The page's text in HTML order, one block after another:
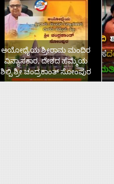
ಅಯೋಧ್ಯೆಯ ಶ್ರೀರಾಮ ಮಂದಿರ
ವಿನ್ಯಾಸಕಾರ, ದೇಶದ ಹೆಮ್ಮೆಯ
ಶಿಲ್ಪಿ ಶ್ರೀ ಚಂದ್ರಕಾಂತ್‌ ಸೋಂಪುರ